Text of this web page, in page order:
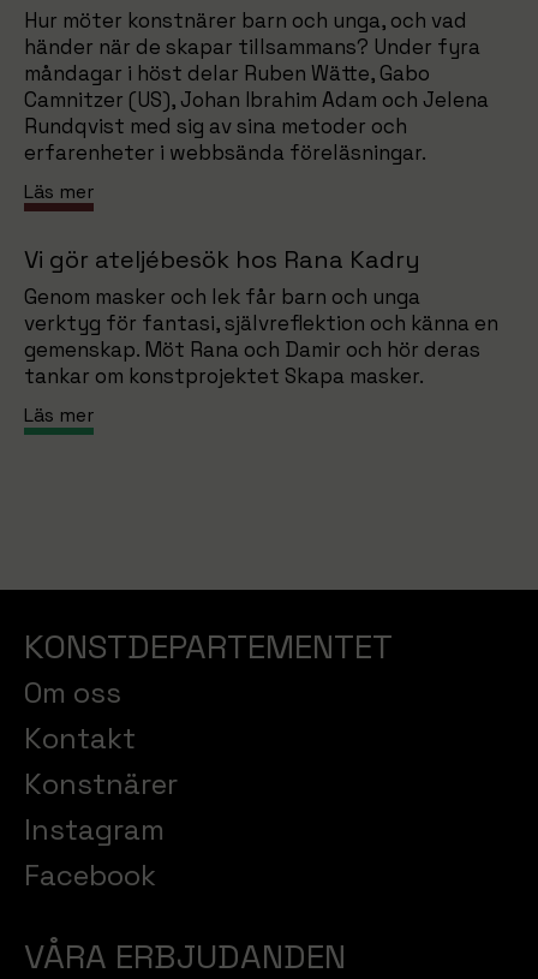
Hur möter konstnärer barn och unga, och vad
händer när de skapar tillsammans? Under fyra
måndagar i höst delar Ruben Wätte, Gabo
Camnitzer (US), Johan Ibrahim Adam och Jelena
Rundqvist med sig av sina metoder och
erfarenheter i webbsända föreläsningar.
Läs mer
Vi gör ateljébesök hos Rana Kadry
Genom masker och lek får barn och unga
verktyg för fantasi, självreflektion och känna en
gemenskap. Möt Rana och Damir och hör deras
tankar om konstprojektet Skapa masker.
Läs mer
KONSTDEPARTEMENTET
Om oss
Kontakt
Konstnärer
Instagram
Facebook
VÅRA ERBJUDANDEN